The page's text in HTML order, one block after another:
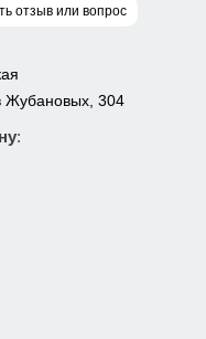
отзыв или вопрос
Жубановых, 304
: